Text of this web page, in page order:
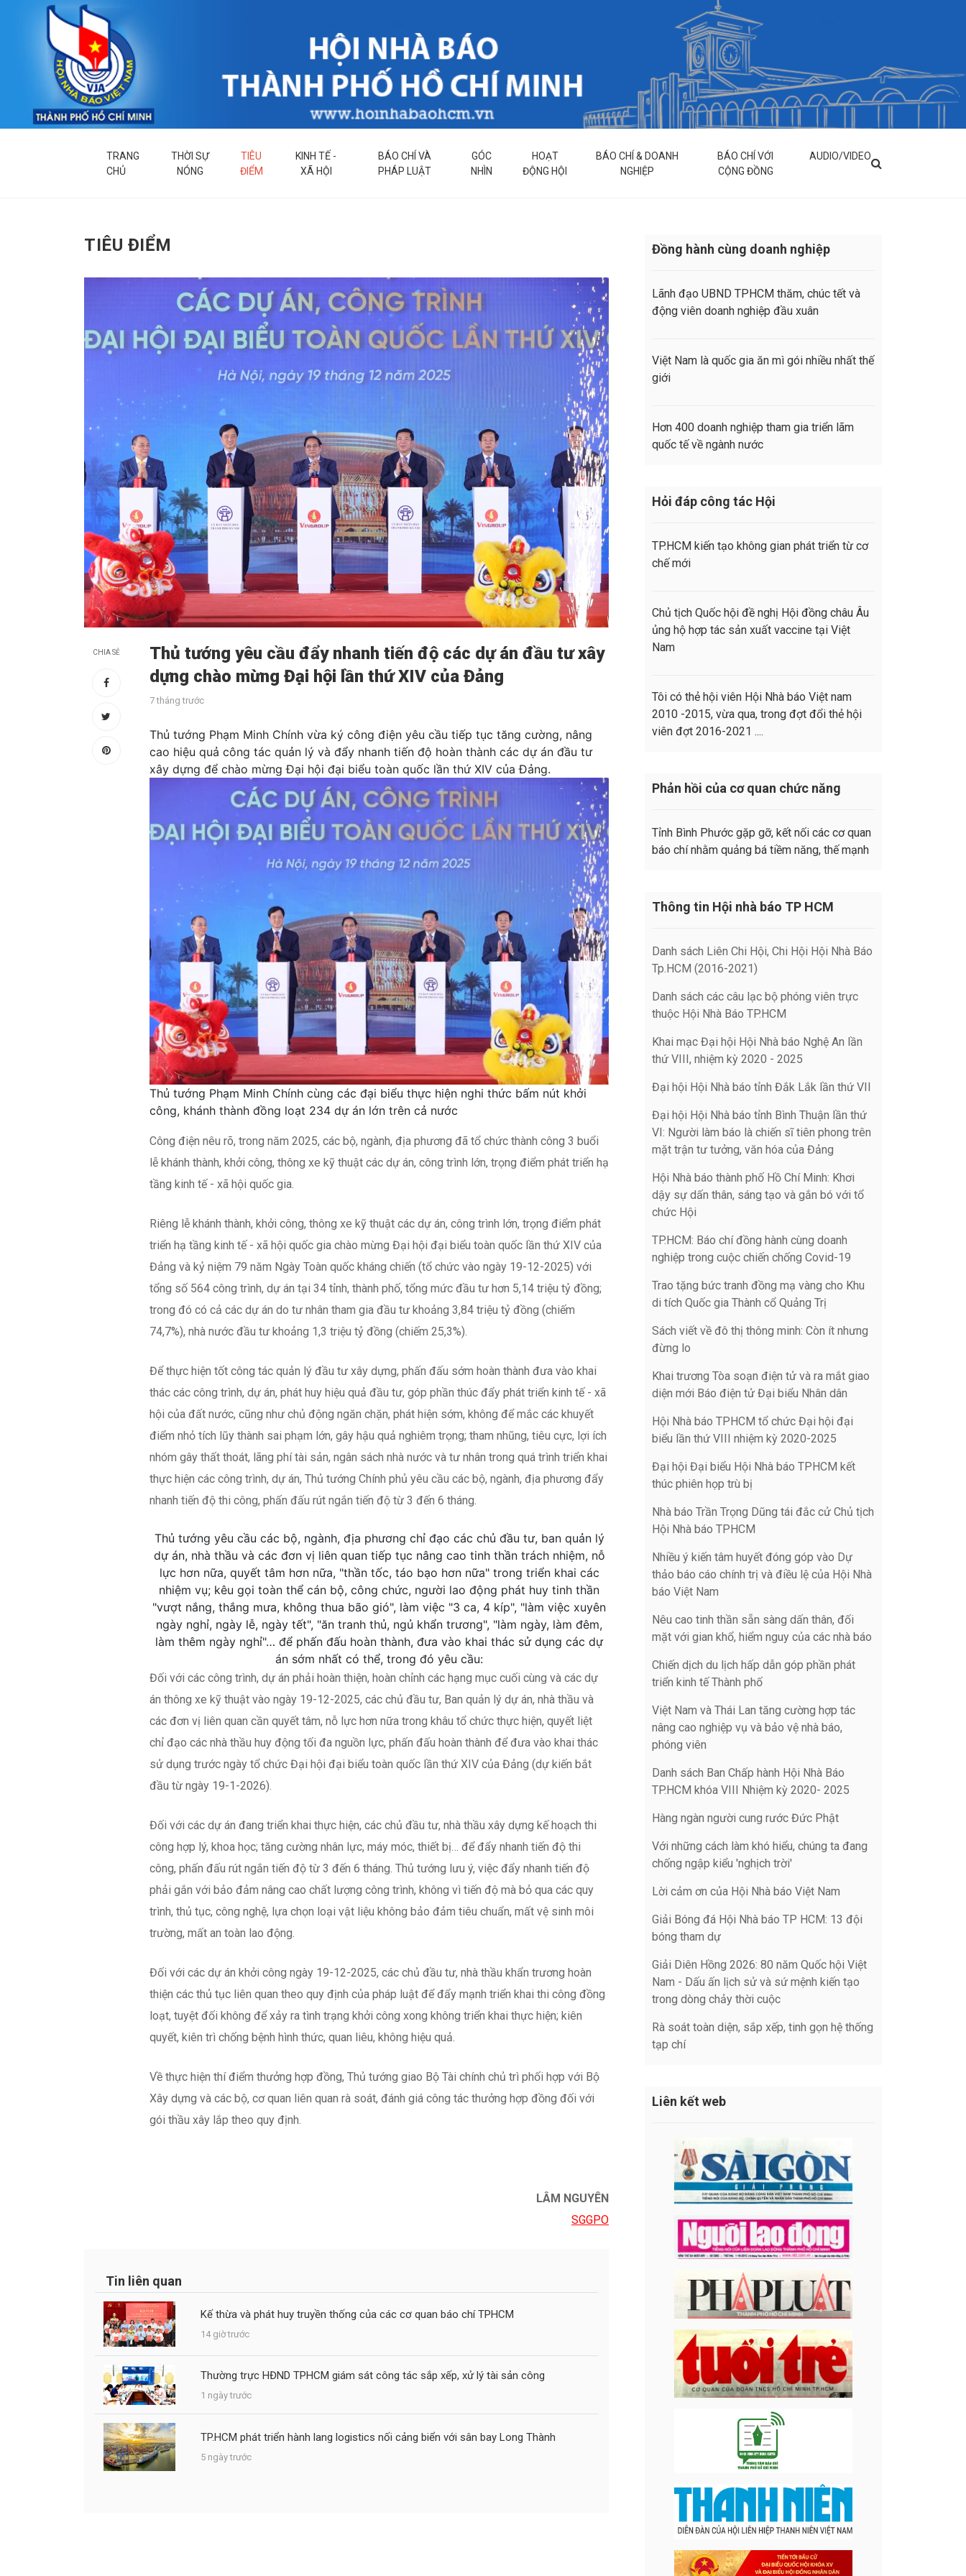
TRANG
CHỦ
THỜI SỰ
NÓNG
TIÊU
ĐIỂM
KINH TẾ -
XÃ HỘI
BÁO CHÍ VÀ
PHÁP LUẬT
GÓC
NHÌN
HOẠT
ĐỘNG HỘI
BÁO CHÍ & DOANH
NGHIỆP
BÁO CHÍ VỚI
CỘNG ĐỒNG
AUDIO/VIDEO
TIÊU ĐIỂM
CHIA SẺ
Thủ tướng yêu cầu đẩy nhanh tiến độ các dự án đầu tư xây
dựng chào mừng Đại hội lần thứ XIV của Đảng
7 tháng trước
LÂM NGUYÊN
SGGPO
Tin liên quan
Kế thừa và phát huy truyền thống của các cơ quan báo chí TPHCM
14 giờ trước
Thường trực HĐND TPHCM giám sát công tác sắp xếp, xử lý tài sản công
1 ngày trước
TP.HCM phát triển hành lang logistics nối cảng biển với sân bay Long Thành
5 ngày trước
Đồng hành cùng doanh nghiệp
Lãnh đạo UBND TPHCM thăm, chúc tết và
động viên doanh nghiệp đầu xuân
Việt Nam là quốc gia ăn mì gói nhiều nhất thế
giới
Hơn 400 doanh nghiệp tham gia triển lãm
quốc tế về ngành nước
Hỏi đáp công tác Hội
TP.HCM kiến tạo không gian phát triển từ cơ
chế mới
Chủ tịch Quốc hội đề nghị Hội đồng châu Âu
ủng hộ hợp tác sản xuất vaccine tại Việt
Nam
Tôi có thẻ hội viên Hội Nhà báo Việt nam
2010 -2015, vừa qua, trong đợt đổi thẻ hội
viên đợt 2016-2021 ....
Phản hồi của cơ quan chức năng
Tỉnh Bình Phước gặp gỡ, kết nối các cơ quan
báo chí nhằm quảng bá tiềm năng, thế mạnh
Thông tin Hội nhà báo TP HCM
Danh sách Liên Chi Hội, Chi Hội Hội Nhà Báo
Tp.HCM (2016-2021)
Danh sách các câu lạc bộ phóng viên trực
thuộc Hội Nhà Báo TP.HCM
Khai mạc Đại hội Hội Nhà báo Nghệ An lần
thứ VIII, nhiệm kỳ 2020 - 2025
Đại hội Hội Nhà báo tỉnh Đắk Lắk lần thứ VII
Đại hội Hội Nhà báo tỉnh Bình Thuận lần thứ
VI: Người làm báo là chiến sĩ tiên phong trên
mặt trận tư tưởng, văn hóa của Đảng
Hội Nhà báo thành phố Hồ Chí Minh: Khơi
dậy sự dấn thân, sáng tạo và gắn bó với tổ
chức Hội
TP.HCM: Báo chí đồng hành cùng doanh
nghiệp trong cuộc chiến chống Covid-19
Trao tặng bức tranh đồng mạ vàng cho Khu
di tích Quốc gia Thành cổ Quảng Trị
Sách viết về đô thị thông minh: Còn ít nhưng
đừng lo
Khai trương Tòa soạn điện tử và ra mắt giao
diện mới Báo điện tử Đại biểu Nhân dân
Hội Nhà báo TPHCM tổ chức Đại hội đại
biểu lần thứ VIII nhiệm kỳ 2020-2025
Đại hội Đại biểu Hội Nhà báo TPHCM kết
thúc phiên họp trù bị
Nhà báo Trần Trọng Dũng tái đắc cử Chủ tịch
Hội Nhà báo TPHCM
Nhiều ý kiến tâm huyết đóng góp vào Dự
thảo báo cáo chính trị và điều lệ của Hội Nhà
báo Việt Nam
Nêu cao tinh thần sẵn sàng dấn thân, đối
mặt với gian khổ, hiểm nguy của các nhà báo
Chiến dịch du lịch hấp dẫn góp phần phát
triển kinh tế Thành phố
Việt Nam và Thái Lan tăng cường hợp tác
nâng cao nghiệp vụ và bảo vệ nhà báo,
phóng viên
Danh sách Ban Chấp hành Hội Nhà Báo
TP.HCM khóa VIII Nhiệm kỳ 2020- 2025
Hàng ngàn người cung rước Đức Phật
Với những cách làm khó hiểu, chúng ta đang
chống ngập kiểu 'nghịch trời'
Lời cảm ơn của Hội Nhà báo Việt Nam
Giải Bóng đá Hội Nhà báo TP HCM: 13 đội
bóng tham dự
Giải Diên Hồng 2026: 80 năm Quốc hội Việt
Nam - Dấu ấn lịch sử và sứ mệnh kiến tạo
trong dòng chảy thời cuộc
Rà soát toàn diện, sắp xếp, tinh gọn hệ thống
tạp chí
Liên kết web